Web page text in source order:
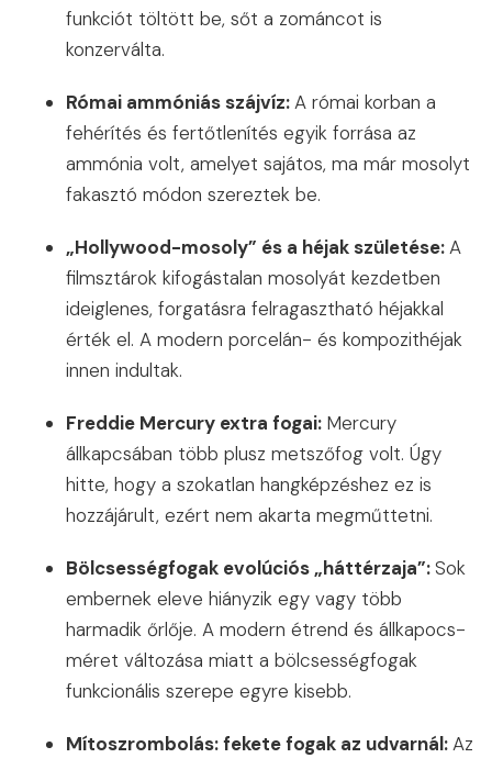
funkciót töltött be, sőt a zománcot is
konzerválta.
Római ammóniás szájvíz:A római korban a
fehérítés és fertőtlenítés egyik forrása az
ammónia volt, amelyet sajátos, ma már mosolyt
fakasztó módon szereztek be.
„Hollywood-mosoly” és a héjak születése:A
filmsztárok kifogástalan mosolyát kezdetben
ideiglenes, forgatásra felragasztható héjakkal
érték el. A modern porcelán- és kompozithéjak
innen indultak.
Freddie Mercury extra fogai: Mercury
állkapcsában több plusz metszőfog volt. Úgy
hitte, hogy a szokatlan hangképzéshez ez is
hozzájárult, ezért nem akarta megműttetni.
Bölcsességfogak evolúciós „háttérzaja”:Sok
embernek eleve hiányzik egy vagy több
harmadik őrlője. A modern étrend és állkapocs-
méret változása miatt a bölcsességfogak
funkcionális szerepe egyre kisebb.
Mítoszrombolás: fekete fogak az udvarnál:Az